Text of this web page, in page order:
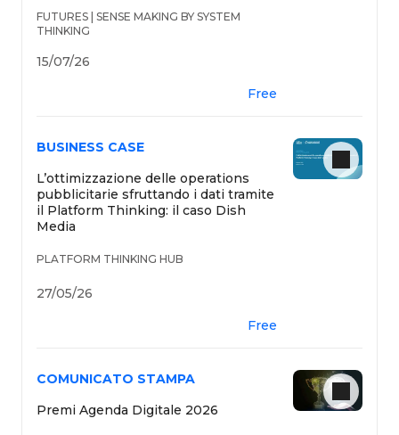
FUTURES | SENSE MAKING BY SYSTEM
THINKING
15/07/26
Free
PLATFORM THINKING HUB
BUSINESS CASE
L’ottimizzazione delle operations
pubblicitarie sfruttando i dati tramite
il Platform Thinking: il caso Dish
Media
27/05/26
Free
COMUNICATO STAMPA
Premi Agenda Digitale 2026